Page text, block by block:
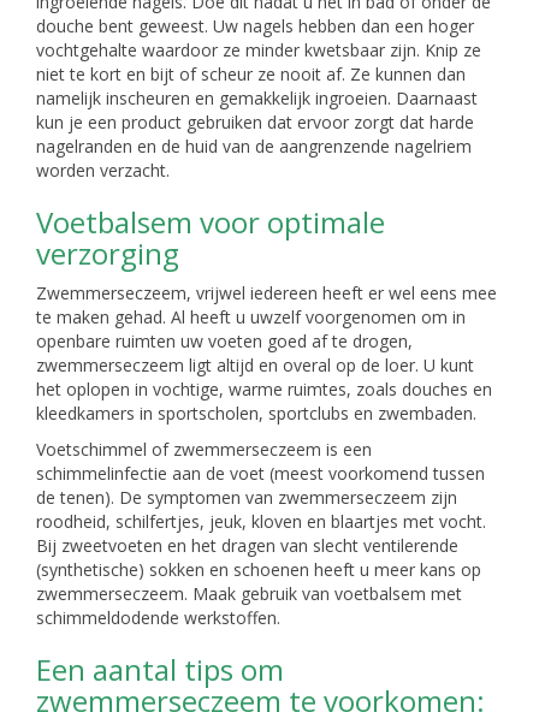
douche bent geweest. Uw nagels hebben dan een hoger
vochtgehalte waardoor ze minder kwetsbaar zijn. Knip ze
niet te kort en bijt of scheur ze nooit af. Ze kunnen dan
namelijk inscheuren en gemakkelijk ingroeien. Daarnaast
kun je een product gebruiken dat ervoor zorgt dat harde
nagelranden en de huid van de aangrenzende nagelriem
worden verzacht.
Voetbalsem voor optimale
verzorging
Zwemmerseczeem, vrijwel iedereen heeft er wel eens mee
te maken gehad. Al heeft u uwzelf voorgenomen om in
openbare ruimten uw voeten goed af te drogen,
zwemmerseczeem ligt altijd en overal op de loer. U kunt
het oplopen in vochtige, warme ruimtes, zoals douches en
kleedkamers in sportscholen, sportclubs en zwembaden.
Voetschimmel of zwemmerseczeem is een
schimmelinfectie aan de voet (meest voorkomend tussen
de tenen). De symptomen van zwemmerseczeem zijn
roodheid, schilfertjes, jeuk, kloven en blaartjes met vocht.
Bij zweetvoeten en het dragen van slecht ventilerende
(synthetische) sokken en schoenen heeft u meer kans op
zwemmerseczeem. Maak gebruik van voetbalsem met
schimmeldodende werkstoffen.
Een aantal tips om
zwemmerseczeem te voorkomen: